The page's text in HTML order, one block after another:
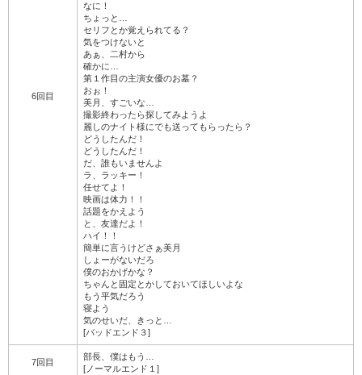
6回目
なに！
ちょっと…
セリフとか覚えられてる？
気をつけないと
あぁ、二村から
確かに…
第１作目の主演女優のお墓？
おぉ！
美月、すごいな…
撮影終わったら探してみようよ
麗しのナイト様にでも送ってもらったら？
どうしたんだ！
どうしたんだ！
だ、誰もいませんよ
ラ、ラッキー！
任せてよ！
映画は体力！！
話題をかえよう
と、友達だよ！
ハイ！！
簡単に言うけどさぁ美月
しょーがないだろ
僕のおかげかな？
ちゃんと固定とかしておいてほしいよな
もう平気だろう
寝よう
気のせいだ、きっと…
[バッドエンド３]
7回目
部長、僕はもう…
[ノーマルエンド１]